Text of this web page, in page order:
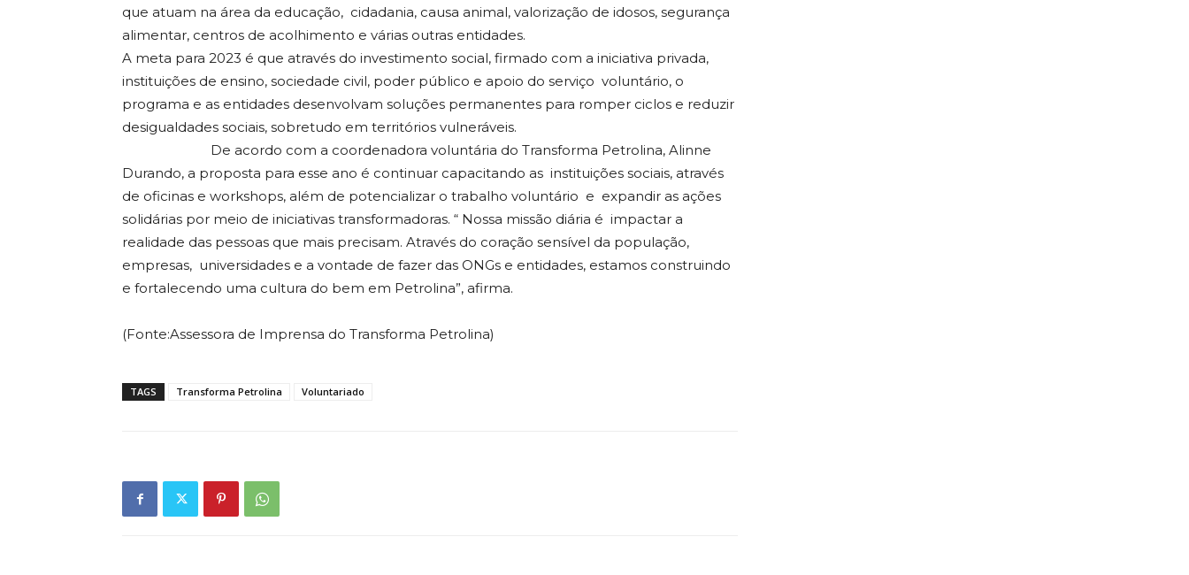
que atuam na área da educação, cidadania, causa animal, valorização de idosos, segurança
alimentar, centros de acolhimento e várias outras entidades.
A meta para 2023 é que através do investimento social, firmado com a iniciativa privada,
instituições de ensino, sociedade civil, poder público e apoio do serviço voluntário, o
programa e as entidades desenvolvam soluções permanentes para romper ciclos e reduzir
desigualdades sociais, sobretudo em territórios vulneráveis.
De acordo com a coordenadora voluntária do Transforma Petrolina, Alinne
Durando, a proposta para esse ano é continuar capacitando as instituições sociais, através
de oficinas e workshops, além de potencializar o trabalho voluntário e expandir as ações
solidárias por meio de iniciativas transformadoras. “ Nossa missão diária é impactar a
realidade das pessoas que mais precisam. Através do coração sensível da população,
empresas, universidades e a vontade de fazer das ONGs e entidades, estamos construindo
e fortalecendo uma cultura do bem em Petrolina”, afirma.
(Fonte:Assessora de Imprensa do Transforma Petrolina)
TAGS Transforma Petrolina Voluntariado